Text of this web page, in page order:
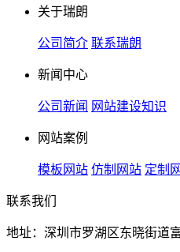
关于瑞朗
公司简介 联系瑞朗
新闻中心
公司新闻 网站建设知识
网站案例
模板网站 仿制网站 定制
联系我们
地址：深圳市罗湖区东晓街道